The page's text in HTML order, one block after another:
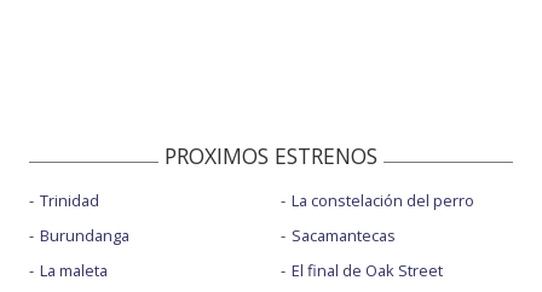
PROXIMOS ESTRENOS
Trinidad
Burundanga
La maleta
La constelación del perro
Sacamantecas
El final de Oak Street